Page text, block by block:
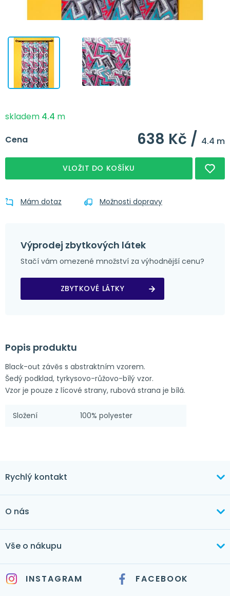
skladem 4.4 m
Cena
638 Kč / 4.4 m
VLOŽIT DO KOŠÍKU
Mám dotaz Možnosti dopravy
Výprodej zbytkových látek
Stačí vám omezené množství za výhodnější cenu?
ZBYTKOVÉ LÁTKY
Popis produktu
Black-out závěs s abstraktním vzorem.
Šedý podklad, tyrkysovo-růžovo-bílý vzor.
Vzor je pouze z lícové strany, rubová strana je bílá.
Složení 100% polyester
Rychlý kontakt
+420 771 144 779
info@byt-tex.cz
O nás
Služby
Vše o nákupu
INSTAGRAM FACEBOOK